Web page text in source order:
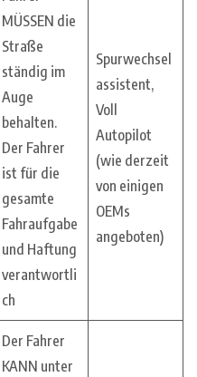
MÜSSEN die
Straße
ständig im
Auge
behalten.
Der Fahrer
ist für die
gesamte
Fahraufgabe
und Haftung
verantwortli
ch
Spurwechsel
assistent,
Voll
Autopilot
(wie derzeit
von einigen
OEMs
angeboten)
Der Fahrer
KANN unter